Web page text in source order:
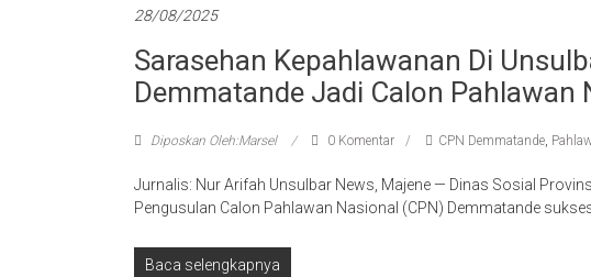
28/08/2025
Sarasehan Kepahlawanan Di
Demmatande Jadi Calon Pahlawan
Diposkan Oleh:Marsel 0 Komentar CPN Demmatande
Jurnalis: Nur Arifah Unsulbar News, Majene — Dinas Sosial
Pengusulan Calon Pahlawan Nasional (CPN) Demmatande
Baca selengkapnya